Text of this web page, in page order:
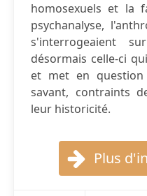
homosexuels et la
psychanalyse,
s'interrogeaient
désormais celle-ci
et met en
savant, contraints
leur historicité.
Plus